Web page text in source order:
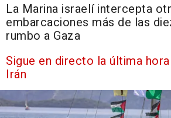
La Marina israelí intercepta
embarcaciones más de las
rumbo a Gaza
Sigue en directo la última
Irán